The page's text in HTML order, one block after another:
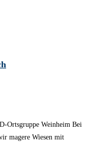
Ortsgruppe Weinheim Bei
magere Wiesen mit